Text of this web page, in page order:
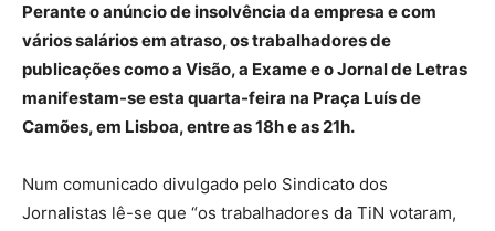
Perante o anúncio de insolvência da empresa e com
vários salários em atraso, os trabalhadores de
publicações como a Visão, a Exame e o Jornal de Letras
manifestam-se esta quarta-feira na Praça Luís de
Camões, em Lisboa, entre as 18h e as 21h.
Num comunicado divulgado pelo Sindicato dos
Jornalistas lê-se que “os trabalhadores da TiN votaram,